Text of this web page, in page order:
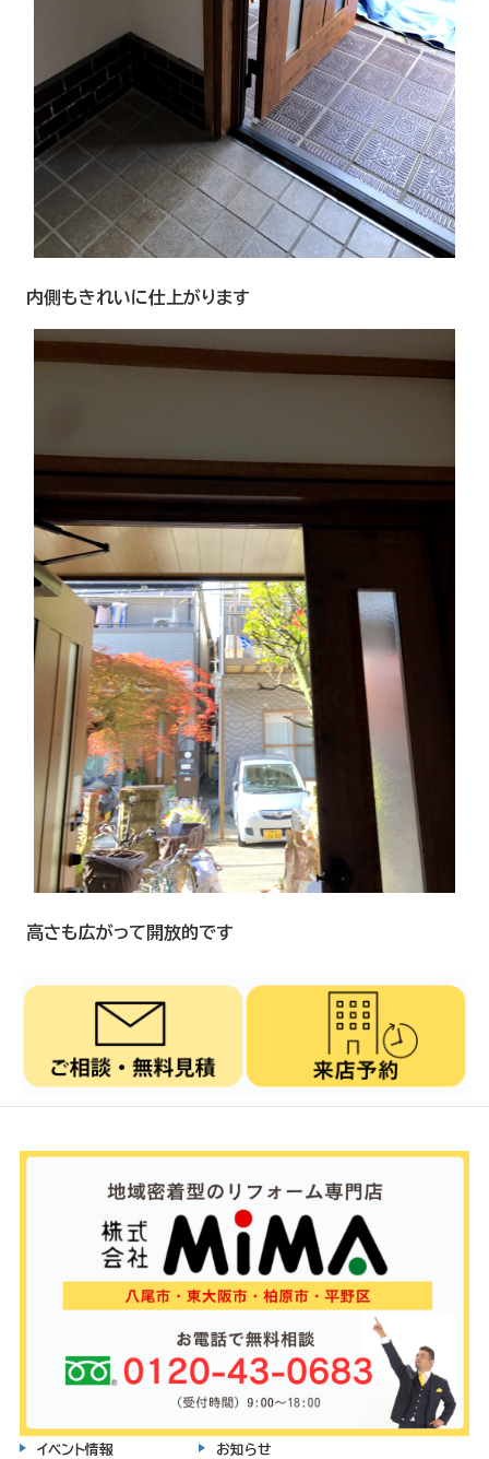
内側もきれいに仕上がります
高さも広がって開放的です
イベント情報 お知らせ